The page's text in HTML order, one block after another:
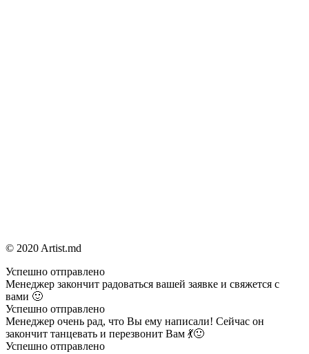
© 2020 Artist.md
Успешно отправлено
Менеджер закончит радоваться вашей заявке и свяжется с
вами 🙂
Успешно отправлено
Менеджер очень рад, что Вы ему написали! Сейчас он
закончит танцевать и перезвонит Вам 💃🙂
Успешно отправлено